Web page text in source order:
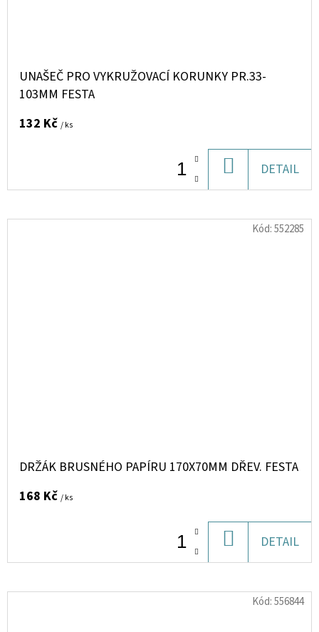
UNAŠEČ PRO VYKRUŽOVACÍ KORUNKY PR.33-
103MM FESTA
132 Kč / ks
KOŠÍKU
DETAIL
DRŽÁK BRUSNÉHO PAPÍRU 170X70MM DŘEV. FESTA
168 Kč / ks
KOŠÍKU
DETAIL
Kód:552285
Kód:556844